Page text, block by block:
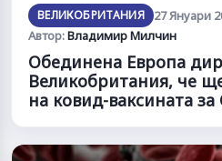
ВЕЛИКОБРИТАНИЯ
27 Януари
Автор:Владимир Милчин
Обединена Европа
Великобритания, че
на ковид-ваксината за